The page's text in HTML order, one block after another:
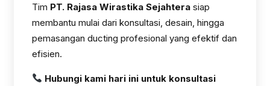
Tim PT. Rajasa Wirastika Sejahtera siap
membantu mulai dari konsultasi, desain, hingga
pemasangan ducting profesional yang efektif dan
efisien.
Hubungi kami hari ini untuk konsultasi